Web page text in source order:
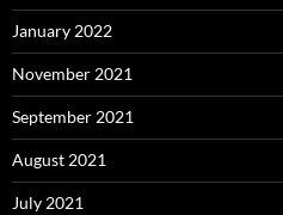
January 2022
November 2021
September 2021
August 2021
July 2021